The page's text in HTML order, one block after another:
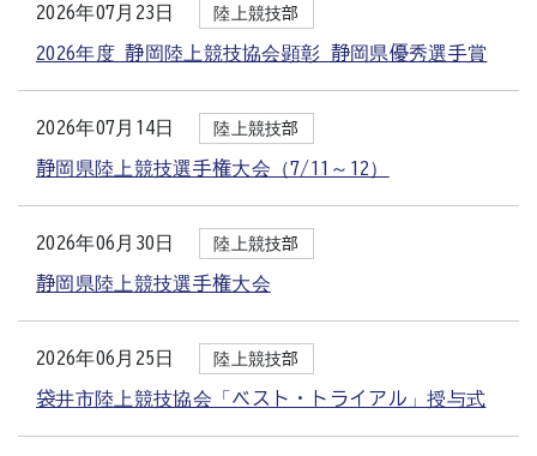
2026年07月23日 陸上競技部
2026年度 静岡陸上競技協会顕彰 静岡県優秀選手賞
2026年07月14日 陸上競技部
静岡県陸上競技選手権大会（7/11～12）
2026年06月30日 陸上競技部
静岡県陸上競技選手権大会
2026年06月25日 陸上競技部
袋井市陸上競技協会「ベスト・トライアル」授与式